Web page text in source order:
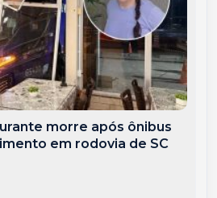
morre após ônibus
em rodovia de SC